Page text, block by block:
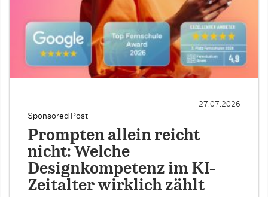
Sponsored Post
27.07.2026
Prompten allein reicht
nicht: Welche
Designkompetenz im KI-
Zeitalter wirklich zählt